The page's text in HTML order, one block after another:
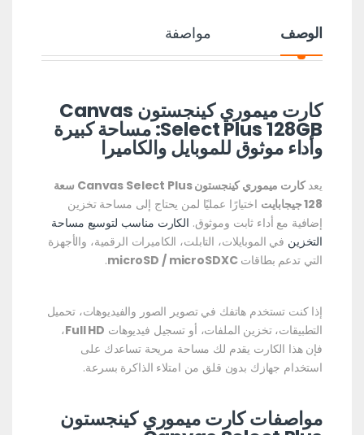
الوصف مواصفة
كارت ميموري كينجستون Canvas
Select Plus 128GB: مساحة كبيرة
وأداء موثوق للموبايل والكاميرا
يعد
كارت ميموري كينجستون Canvas Select Plus سعة
128 جيجابايت
اختيارًا عمليًا لمن يحتاج إلى مساحة تخزين
إضافية مع أداء ثابت وموثوق. الكارت مناسب لتوسيع مساحة
التخزين في الموبايلات، التابلت، الكاميرات الرقمية، والأجهزة
التي تدعم بطاقات microSD / microSDXC
.
إذا كنت تستخدم هاتفك في تصوير الصور والفيديوهات، تحميل
التطبيقات، تخزين الملفات، أو تسجيل فيديوهات Full HD،
فإن هذا الكارت يقدم لك مساحة مريحة تساعدك على
استخدام جهازك بدون قلق من امتلاء الذاكرة بسرعة.
مواصفات كارت ميموري كينجستون